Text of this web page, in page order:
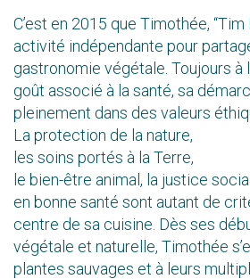
C’est en 2015 que Timothée,
activité indépendante pour
gastronomie végétale. Toujours à
goût associé à la santé, sa
pleinement dans des valeurs
La protection de la nature,
les soins portés à la Terre,
le bien-être animal, la justice
en bonne santé sont autant de
centre de sa cuisine. Dès ses
végétale et naturelle, Timothée
plantes sauvages et à leurs